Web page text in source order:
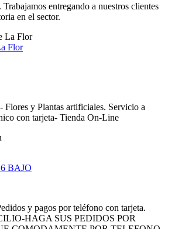
entregando a nuestros clientes
en el sector.
Flor
Flores y Plantas artificiales. Servicio a
con tarjeta- Tienda On-Line
BAJO
y pagos por teléfono con tarjeta.
HAGA SUS PEDIDOS POR